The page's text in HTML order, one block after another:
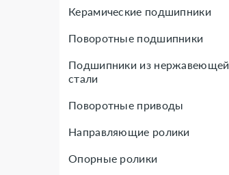
Керамические подшипники
Поворотные подшипники
Подшипники из нержавеющей
стали
Поворотные приводы
Направляющие ролики
Опорные ролики